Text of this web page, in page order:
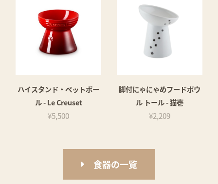
ハイスタンド・ペットボー
ル - Le Creuset
¥5,500
脚付にゃにゃめフードボウ
ル トール - 猫壱
¥2,209
食器の一覧